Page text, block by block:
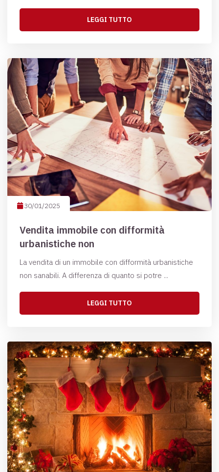
LEGGI TUTTO
30/01/2025
Vendita immobile con difformità
urbanistiche non
La vendita di un immobile con difformità urbanistiche
non sanabili. A differenza di quanto si potre ...
LEGGI TUTTO